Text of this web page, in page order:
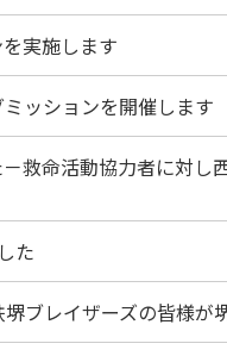
実施します
ッションを開催します
救命活動協力者に対し
た
ブレイザーズの皆様が